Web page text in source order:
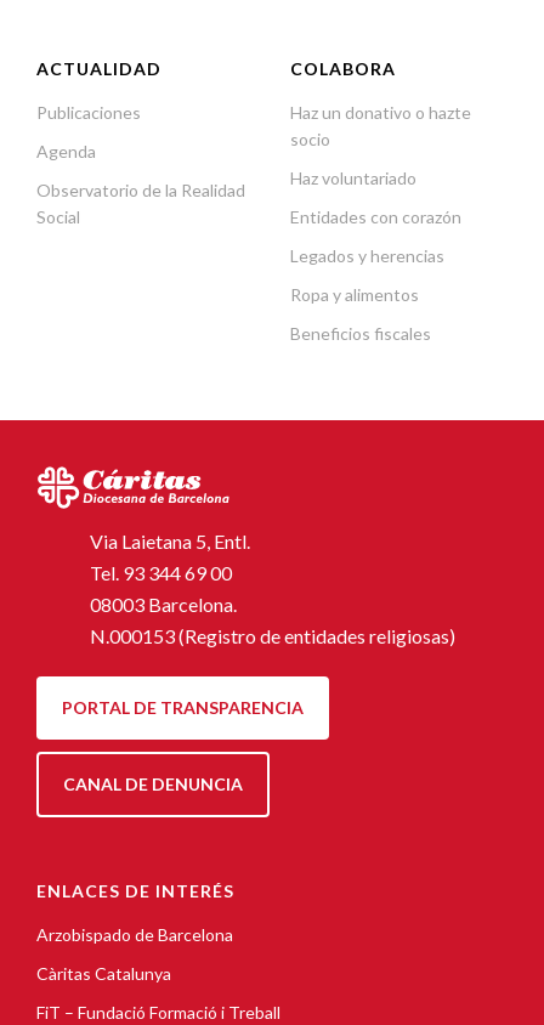
ACTUALIDAD
Publicaciones
Agenda
Observatorio de la Realidad
Social
COLABORA
Haz un donativo o hazte
socio
Haz voluntariado
Entidades con corazón
Legados y herencias
Ropa y alimentos
Beneficios fiscales
Via Laietana 5, Entl.
Tel. 93 344 69 00
08003 Barcelona.
N.000153 (Registro de entidades religiosas)
PORTAL DE TRANSPARENCIA
CANAL DE DENUNCIA
ENLACES DE INTERÉS
Arzobispado de Barcelona
Càritas Catalunya
FiT – Fundació Formació i Treball